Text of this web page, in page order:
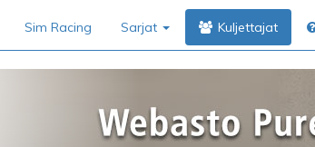
Sim Racing Sarjat Kuljettajat